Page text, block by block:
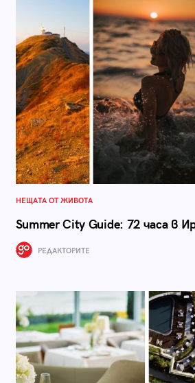
НЕЩАТА ОТ ЖИВОТА
Summer City Guide: 72 часа в
РЕДАКТОРИТЕ